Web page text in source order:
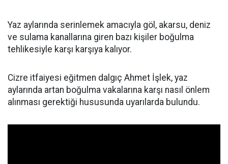
Yaz aylarında serinlemek amacıyla göl, akarsu, deniz
ve sulama kanallarına giren bazı kişiler boğulma
tehlikesiyle karşı karşıya kalıyor.
Cizre itfaiyesi eğitmen dalgıç Ahmet İşlek, yaz
aylarında artan boğulma vakalarına karşı nasıl önlem
alınması gerektiği hususunda uyarılarda bulundu.